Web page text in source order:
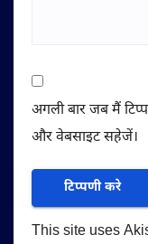
अगली बार जब मैं
और वेबसाइट सहेजें।
This site uses